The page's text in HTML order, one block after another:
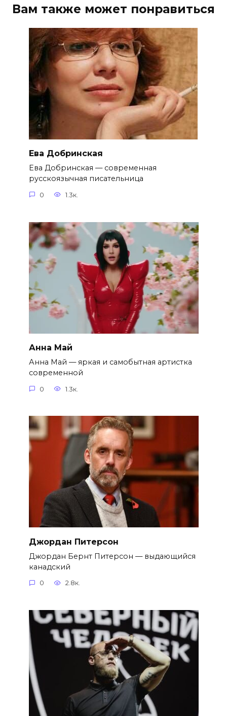
Вам также может понравиться
Ева Добринская
Ева Добринская — современная
русскоязычная писательница
0 1.3к.
Анна Май
Анна Май — яркая и самобытная артистка
современной
0 1.3к.
Джордан Питерсон
Джордан Бернт Питерсон — выдающийся
канадский
0 2.8к.